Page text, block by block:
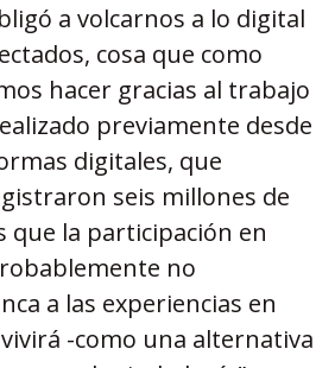
a volcarnos a lo digital
cosa que como
hacer gracias al trabajo
previamente desde
digitales, que
seis millones de
que la participación en
no
a las experiencias en
-como una alternativa